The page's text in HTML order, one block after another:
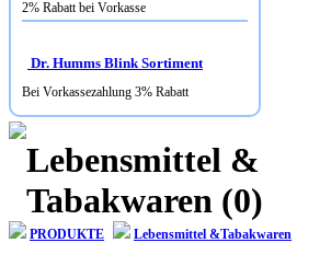
Dr. Humms Blink Sortiment
Lebensmittel &
Tabakwaren (0)
Go